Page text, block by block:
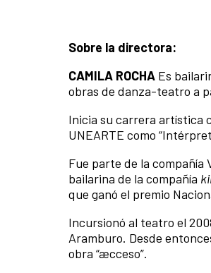
Sobre la directora:
CAMILA ROCHA Es
obras de danza-teatro a
Inicia su carrera artística
UNEARTE como
Fue parte de la compañía
bailarina de la compañía
que ganó el premio
Incursionó al teatro el
Aramburo. Desde
obra “æcceso”.